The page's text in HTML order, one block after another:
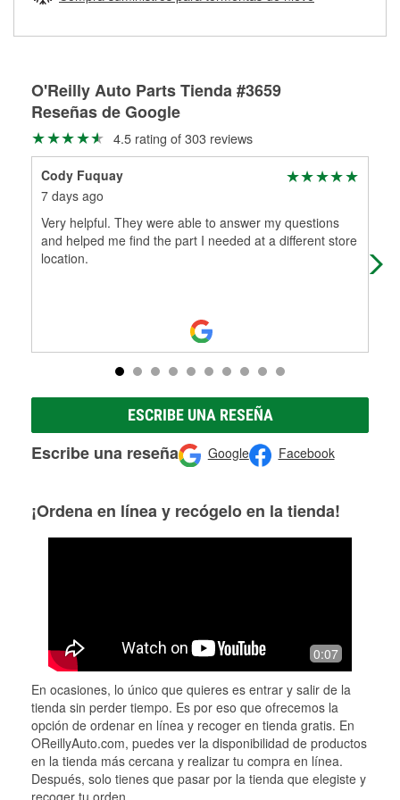
partes de reemplazo correctas para tu reparación.
O'Reilly Auto Parts Tienda #3659
Reseñas de Google
4.5 rating of 303 reviews
Cody Fuquay
7 days ago
Very helpful. They were able to answer my questions
and helped me find the part I needed at a different store
location.
ESCRIBE UNA RESEÑA
Escribe una reseña Google Facebook
¡Ordena en línea y recógelo en la tienda!
0:07
En ocasiones, lo único que quieres es entrar y salir de la
tienda sin perder tiempo. Es por eso que ofrecemos la
opción de ordenar en línea y recoger en tienda gratis. En
OReillyAuto.com, puedes ver la disponibilidad de productos
en la tienda más cercana y realizar tu compra en línea.
Después, solo tienes que pasar por la tienda que elegiste y
recoger tu orden.